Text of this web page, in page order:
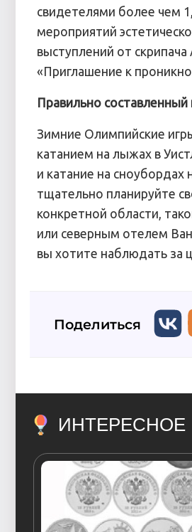
свидетелями более чем
мероприятий
выступлений от
«Приглашение к
Правильно
Зимние Олимпийские
катанием на лыжах в
и катание на
тщательно планируйте
конкретной области,
или северным отелем
вы хотите наблюдать за
Поделиться
ИНТЕРЕСНОЕ